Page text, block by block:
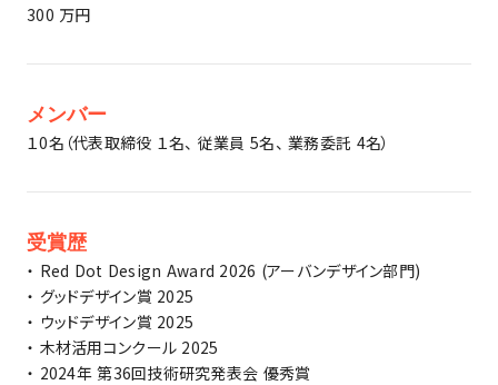
300 万円
メンバー
１0名（代表取締役 １名、 従業員 5名、 業務委託 4名）
受賞歴
・ Red Dot Design Award 2026 (アーバンデザイン部門)
・ グッドデザイン賞 2025
・ ウッドデザイン賞 2025
・ 木材活用コンクール 2025
・ 2024年 第36回技術研究発表会 優秀賞